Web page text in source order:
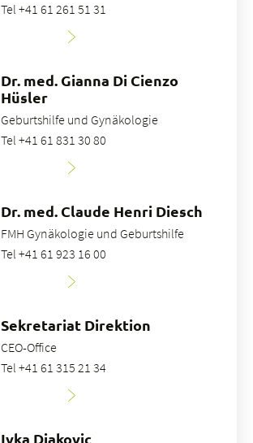
Tel +41 61 261 51 31
Dr. med. Gianna Di Cienzo
Hüsler
Geburtshilfe und Gynäkologie
Tel +41 61 831 30 80
Dr. med. Claude Henri Diesch
FMH Gynäkologie und Geburtshilfe
Tel +41 61 923 16 00
Sekretariat Direktion
CEO-Office
Tel +41 61 315 21 34
Ivka Djakovic